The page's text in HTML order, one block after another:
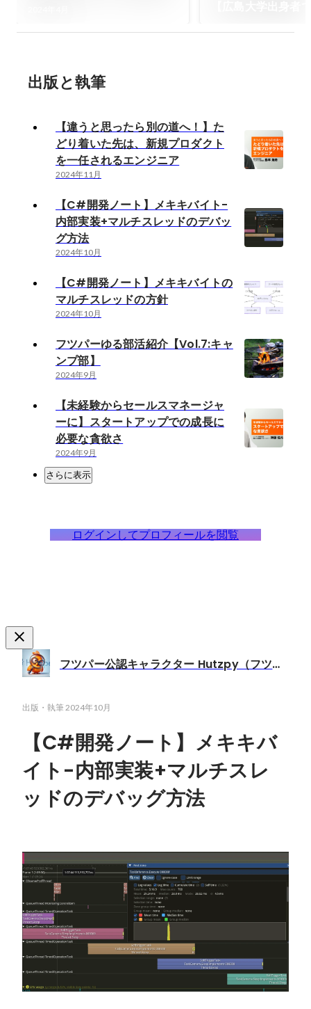
出版と執筆
【違うと思ったら別の道へ！】た
どり着いた先は、新規プロダクト
を一任されるエンジニア
2024年11月
【C#開発ノート】メキキバイト-
内部実装+マルチスレッドのデバッ
グ方法
2024年10月
【C#開発ノート】メキキバイトの
マルチスレッドの方針
2024年10月
フツパーゆる部活紹介【Vol.7:キャ
ンプ部】
2024年9月
【未経験からセールスマネージャ
ーに】スタートアップでの成長に
必要な貪欲さ
2024年9月
さらに表示
ログインしてプロフィールを閲覧
フツパー公認キャラクター Hutzpy（フツピー）
出版・執筆2024年10月
【C#開発ノート】メキキバ
イト-内部実装+マルチスレ
ッドのデバッグ方法